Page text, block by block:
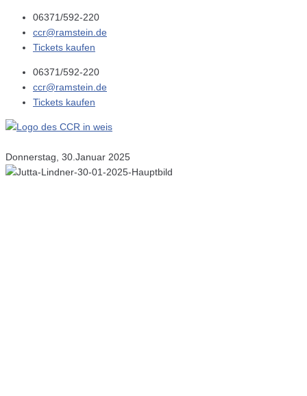
06371/592-220
ccr@ramstein.de
Tickets kaufen
06371/592-220
ccr@ramstein.de
Tickets kaufen
Donnerstag, 30.Januar 2025